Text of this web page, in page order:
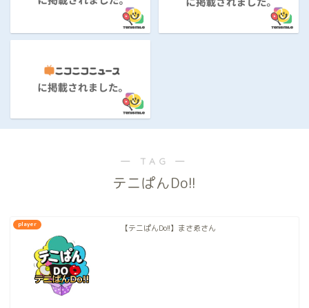
― TAG ―
テニぱんDo!!
player 【テニぱんDo!!】まさゑさん